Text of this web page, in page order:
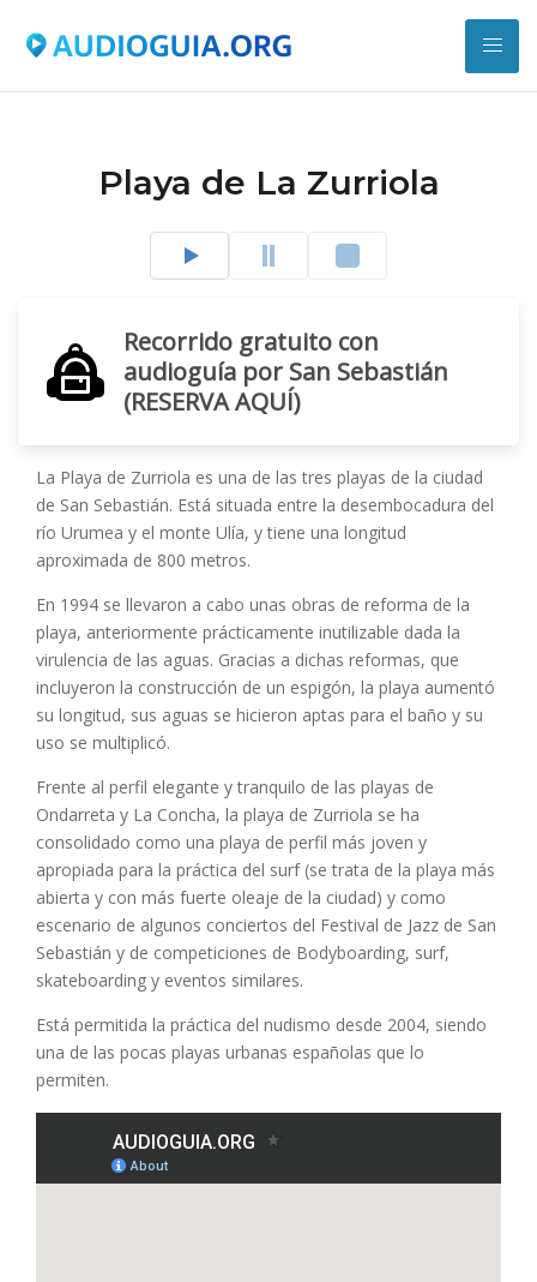
Playa de La Zurriola
Recorrido gratuito con
audioguía por San Sebastián
(RESERVA AQUÍ)
La Playa de Zurriola es una de las tres playas de la ciudad
de San Sebastián. Está situada entre la desembocadura del
río Urumea y el monte Ulía, y tiene una longitud
aproximada de 800 metros.
En 1994 se llevaron a cabo unas obras de reforma de la
playa, anteriormente prácticamente inutilizable dada la
virulencia de las aguas. Gracias a dichas reformas, que
incluyeron la construcción de un espigón, la playa aumentó
su longitud, sus aguas se hicieron aptas para el baño y su
uso se multiplicó.
Frente al perfil elegante y tranquilo de las playas de
Ondarreta y La Concha, la playa de Zurriola se ha
consolidado como una playa de perfil más joven y
apropiada para la práctica del surf (se trata de la playa más
abierta y con más fuerte oleaje de la ciudad) y como
escenario de algunos conciertos del Festival de Jazz de San
Sebastián y de competiciones de Bodyboarding, surf,
skateboarding y eventos similares.
Está permitida la práctica del nudismo desde 2004, siendo
una de las pocas playas urbanas españolas que lo
permiten.